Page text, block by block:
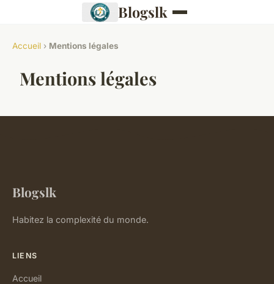
Blogslk
Accueil › Mentions légales
Mentions légales
Blogslk
Habitez la complexité du monde.
LIENS
Accueil